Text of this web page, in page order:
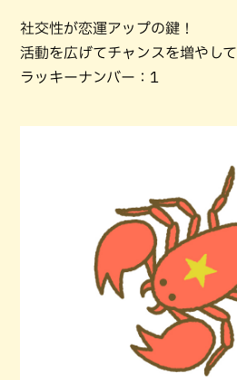
社交性が恋運アップの鍵！
活動を広げてチャンスを増やして
ラッキーナンバー：1